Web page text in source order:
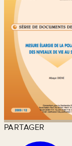
PARTAGER